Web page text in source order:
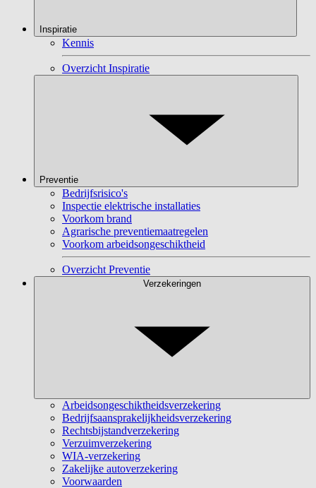
Inspiratie
Kennis
Overzicht Inspiratie
Preventie
Bedrijfsrisico's
Inspectie elektrische installaties
Voorkom brand
Agrarische preventiemaatregelen
Voorkom arbeidsongeschiktheid
Overzicht Preventie
Verzekeringen
Arbeidsongeschiktheidsverzekering
Bedrijfsaansprakelijkheidsverzekering
Rechtsbijstandverzekering
Verzuimverzekering
WIA-verzekering
Zakelijke autoverzekering
Voorwaarden